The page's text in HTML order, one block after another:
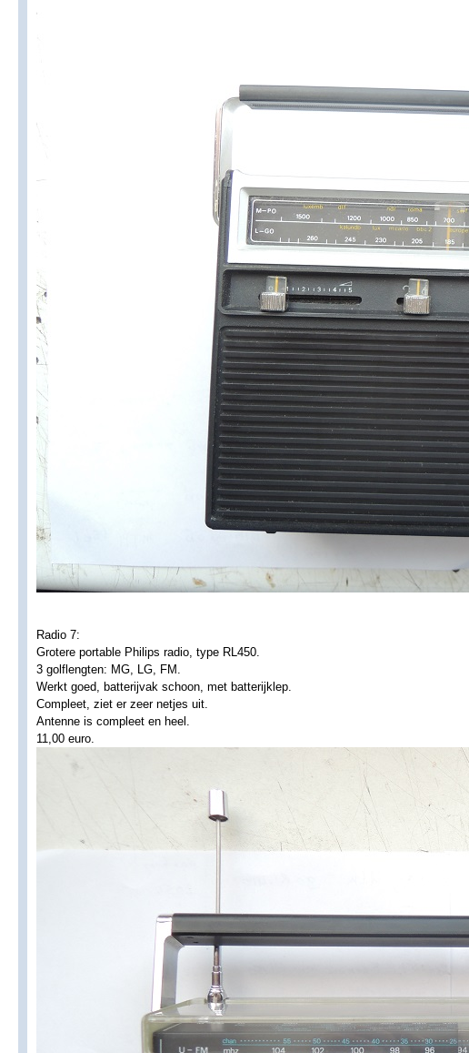
Radio 7:
Grotere portable Philips radio, type RL450.
3 golflengten: MG, LG, FM.
Werkt goed, batterijvak schoon, met batterijklep.
Compleet, ziet er zeer netjes uit.
Antenne is compleet en heel.
11,00 euro.